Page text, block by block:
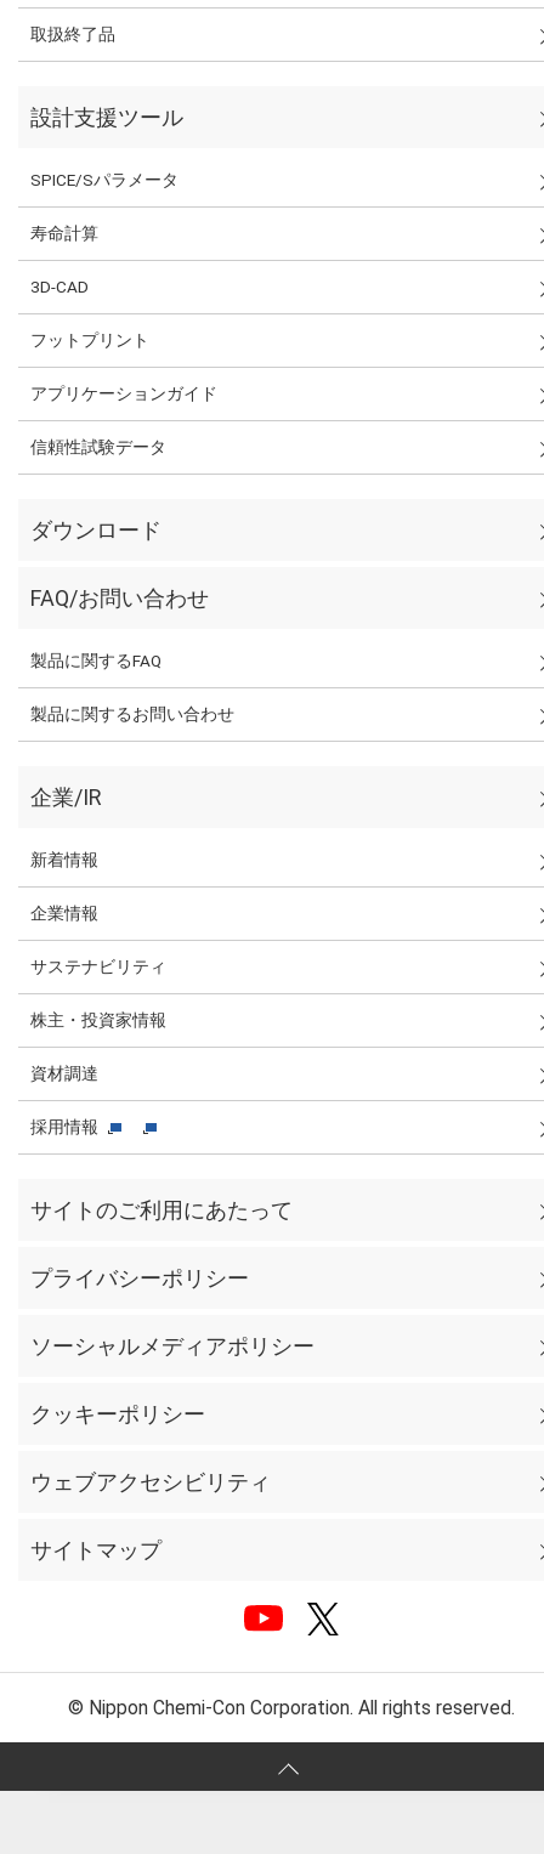
取扱終了品
設計支援ツール
SPICE/Sパラメータ
寿命計算
3D-CAD
フットプリント
アプリケーションガイド
信頼性試験データ
ダウンロード
FAQ/お問い合わせ
製品に関するFAQ
製品に関するお問い合わせ
企業/IR
新着情報
企業情報
サステナビリティ
株主・投資家情報
資材調達
採用情報
サイトのご利用にあたって
プライバシーポリシー
ソーシャルメディアポリシー
クッキーポリシー
ウェブアクセシビリティ
サイトマップ
© Nippon Chemi-Con Corporation. All rights reserved.